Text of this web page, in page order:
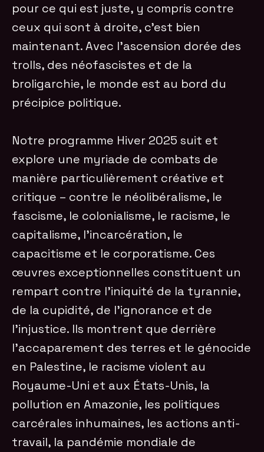
pour ce qui est juste, y compris contre
ceux qui sont à droite, c’est bien
maintenant. Avec l’ascension dorée des
trolls, des néofascistes et de la
broligarchie, le monde est au bord du
précipice politique.
Notre programme Hiver 2025 suit et
explore une myriade de combats de
manière particulièrement créative et
critique – contre le néolibéralisme, le
fascisme, le colonialisme, le racisme, le
capitalisme, l’incarcération, le
capacitisme et le corporatisme. Ces
œuvres exceptionnelles constituent un
rempart contre l’iniquité de la tyrannie,
de la cupidité, de l’ignorance et de
l’injustice. Ils montrent que derrière
l’accaparement des terres et le génocide
en Palestine, le racisme violent au
Royaume-Uni et aux États-Unis, la
pollution en Amazonie, les politiques
carcérales inhumaines, les actions anti-
travail, la pandémie mondiale de